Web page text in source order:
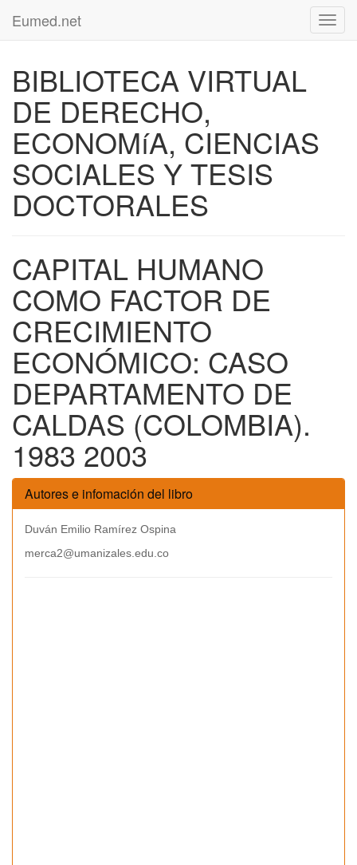
Eumed.net
BIBLIOTECA VIRTUAL
DE DERECHO,
ECONOMíA, CIENCIAS
SOCIALES Y TESIS
DOCTORALES
CAPITAL HUMANO
COMO FACTOR DE
CRECIMIENTO
ECONÓMICO: CASO
DEPARTAMENTO DE
CALDAS (COLOMBIA).
1983 2003
Autores e infomación del libro
Duván Emilio Ramírez Ospina
merca2@umanizales.edu.co